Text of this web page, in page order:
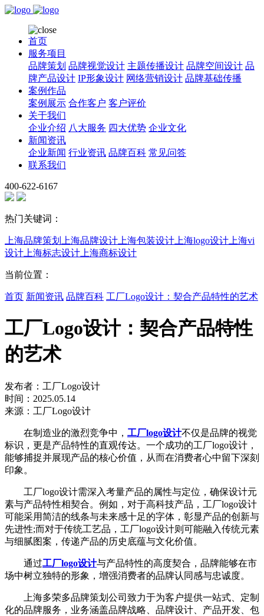
首页
服务项目
品牌策划 品牌视觉设计 主题传播设计 品牌空间设计 品
牌产品设计 IP形象设计 网络营销设计 品牌基础传播
案例作品
案例展示 合作客户 客户评价
关于我们
企业介绍 八大服务 四大优势 企业文化
新闻资讯
企业新闻 行业资讯 品牌百科 常见问答
联系我们
400-622-6167
热门关键词：
上海品牌策划 上海品牌设计 上海包装设计 上海logo设计 上海vi
设计 上海标志设计 上海商标设计
当前位置：
首页 新闻资讯 品牌百科 工厂Logo设计：契合产品特性的艺术
工厂Logo设计：契合产品特性
的艺术
发布者：工厂Logo设计
时间：2025.05.14
来源：工厂Logo设计
在制造业的激烈竞争中， 工厂logo设计不仅是品牌的视觉
标识，更是产品特性的直观传达。一个成功的工厂logo设计，
能够捕捉并展现产品的核心价值，从而在消费者心中留下深刻
印象。
工厂logo设计需深入考量产品的属性与定位，确保设计元
素与产品特性相契合。例如，对于高科技产品，工厂logo设计
可能采用简洁的线条与未来感十足的字体，彰显产品的创新与
先进性;而对于传统工艺品，工厂logo设计则可能融入传统元素
与细腻图案，传递产品的历史底蕴与文化价值。
通过工厂logo设计与产品特性的高度契合，品牌能够在市
场中树立独特的形象，增强消费者的品牌认同感与忠诚度。
上海多荣多品牌策划公司致力于为客户提供一站式、定制
化的品牌服务，业务涵盖品牌战略、品牌设计、产品开发、包